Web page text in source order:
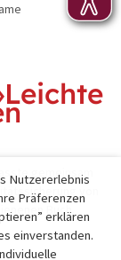
gemeinsam
von
Buch.
Nutzererlebnis
Präferenzen
erklären
einverstanden.